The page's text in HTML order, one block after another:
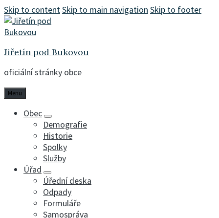
Skip to contentSkip to main navigation Skip to footer
Jiřetín pod Bukovou
oficiální stránky obce
Menu
Obec
Demografie
Historie
Spolky
Služby
Úřad
Úřední deska
Odpady
Formuláře
Samospráva